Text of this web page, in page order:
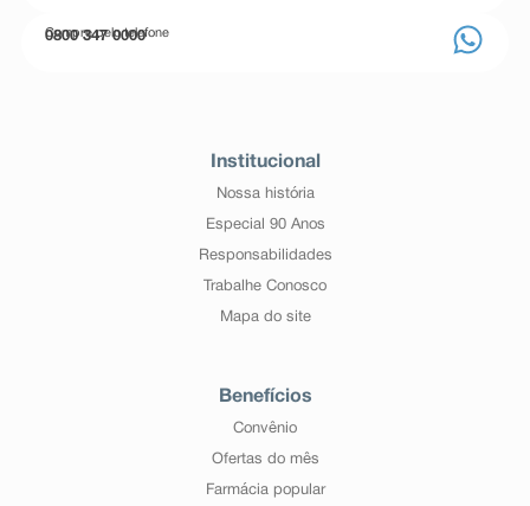
Compre pelo telefone
0800 347 0000
Institucional
Nossa história
Especial 90 Anos
Responsabilidades
Trabalhe Conosco
Mapa do site
Benefícios
Convênio
Ofertas do mês
Farmácia popular